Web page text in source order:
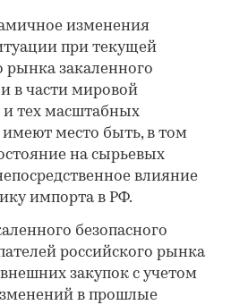
изменения
при текущей
закаленного
и в части мировой
тех масштабных
имеют место быть, в том
на сырьевых
влияние
импорта в РФ.
безопасного
российского рынка
закупок с учетом
в прошлые